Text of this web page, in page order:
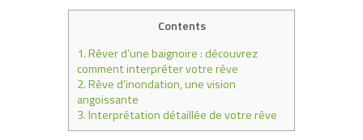
Contents
1.Rêver d’une baignoire : découvrez
comment interpréter votre rêve
2.Rêve d’inondation, une vision
angoissante
3.Interprétation détaillée de votre rêve